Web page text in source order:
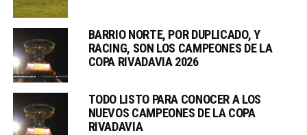
BARRIO NORTE, POR DUPLICADO, Y
RACING, SON LOS CAMPEONES DE LA
COPA RIVADAVIA 2026
TODO LISTO PARA CONOCER A LOS
NUEVOS CAMPEONES DE LA COPA
RIVADAVIA